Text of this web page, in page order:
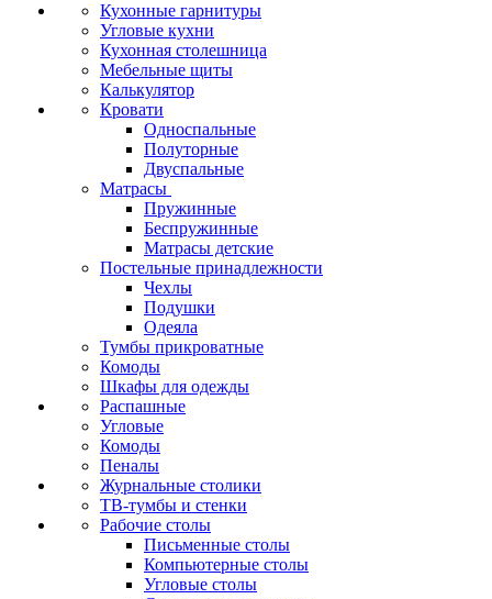
Кухонные гарнитуры
Угловые кухни
Кухонная столешница
Мебельные щиты
Калькулятор
Кровати
Односпальные
Полуторные
Двуспальные
Матрасы
Пружинные
Беспружинные
Матрасы детские
Постельные принадлежности
Чехлы
Подушки
Одеяла
Тумбы прикроватные
Комоды
Шкафы для одежды
Распашные
Угловые
Комоды
Пеналы
Журнальные столики
ТВ‑тумбы и стенки
Рабочие столы
Письменные столы
Компьютерные столы
Угловые столы